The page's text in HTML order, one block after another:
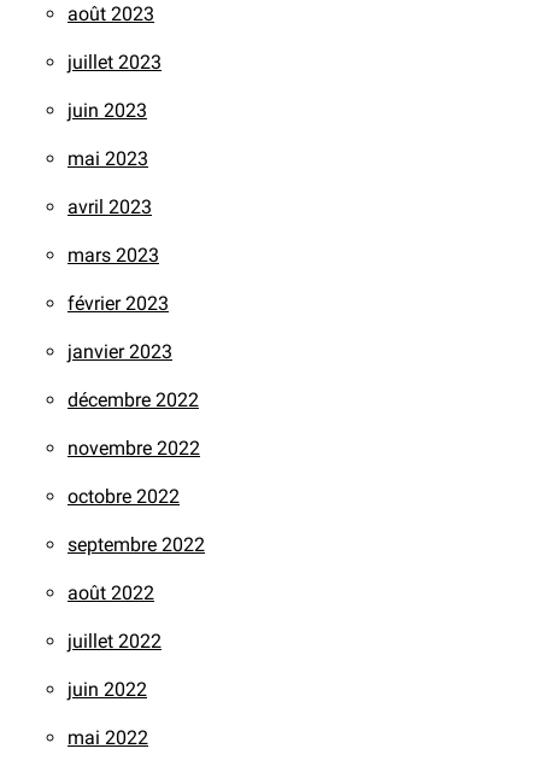
août 2023
juillet 2023
juin 2023
mai 2023
avril 2023
mars 2023
février 2023
janvier 2023
décembre 2022
novembre 2022
octobre 2022
septembre 2022
août 2022
juillet 2022
juin 2022
mai 2022